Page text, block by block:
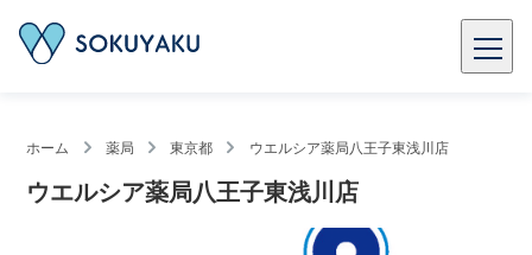
ホーム 薬局 東京都 ウエルシア薬局八王子東浅川店
ウエルシア薬局八王子東浅川店